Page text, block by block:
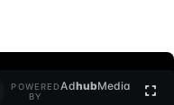
POWERED
BY
AdhubMedia